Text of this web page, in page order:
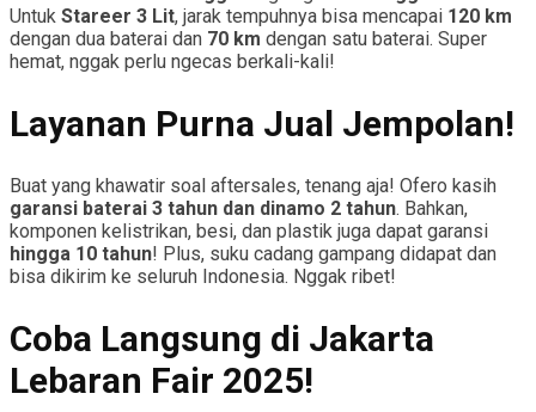
Untuk Stareer 3 Lit, jarak tempuhnya bisa mencapai 120 km
dengan dua baterai dan 70 km dengan satu baterai. Super
hemat, nggak perlu ngecas berkali-kali!
Layanan Purna Jual Jempolan!
Buat yang khawatir soal aftersales, tenang aja! Ofero kasih
garansi baterai 3 tahun dan dinamo 2 tahun. Bahkan,
komponen kelistrikan, besi, dan plastik juga dapat garansi
hingga 10 tahun! Plus, suku cadang gampang didapat dan
bisa dikirim ke seluruh Indonesia. Nggak ribet!
Coba Langsung di Jakarta
Lebaran Fair 2025!